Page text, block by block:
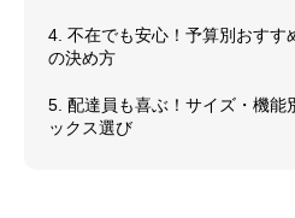
4. 不在でも安心！予算別おすす
の決め方
5. 配達員も喜ぶ！サイズ・機能
ックス選び